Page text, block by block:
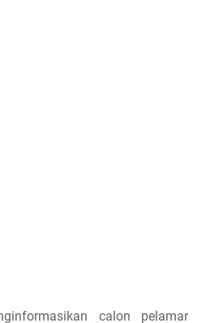
calon pelamar